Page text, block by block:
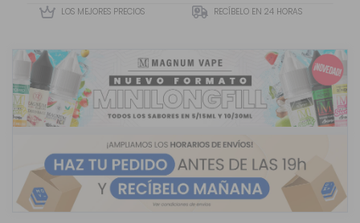
LOS MEJORES PRECIOS RECÍBELO EN 24 HORAS